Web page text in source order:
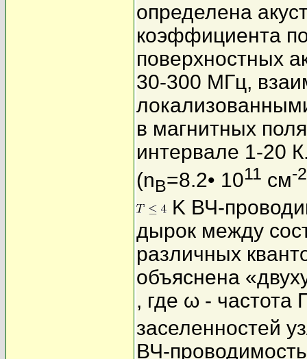
определена
коэффициента
поверхностных
30-300 МГц,
в магнитных
интервале 1-20
(nB=8.2• 1011 см-2
K ВЧ-
дырок между
различных
объяснена
, где ω - частота
заселенностей
ВЧ-